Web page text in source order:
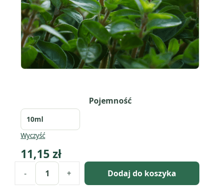
Pojemność
Wyczyść
11,15 zł
- + Dodaj do koszyka